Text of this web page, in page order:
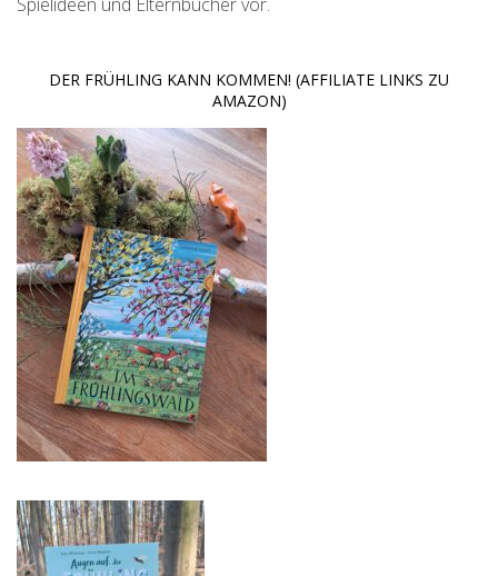
Spielideen und Elternbücher vor.
DER FRÜHLING KANN KOMMEN! (AFFILIATE LINKS ZU
AMAZON)